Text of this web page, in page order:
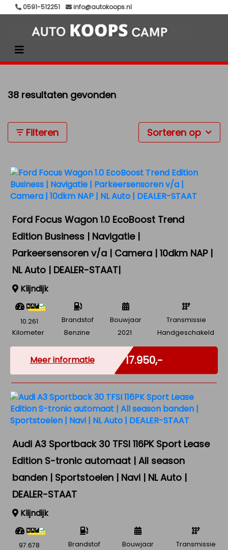
0591-512251 info@autokoops.nl
38 resultaten gevonden
Filteren Sorteren op
Ford Focus Wagon 1.0 EcoBoost Trend
Edition Business | Navigatie |
Parkeersensoren v/a | Camera | 10dkm NAP |
NL Auto | DEALER-STAAT|
Klijndijk
10.261
Kilometer
Brandstof
Benzine
Bouwjaar
2021
Transmissie
Handgeschakeld
Meer informatie € 17.950,-
Audi A3 Sportback 30 TFSI 116PK Sport Lease
Edition S-tronic automaat | All season
banden | Sportstoelen | Navi | NL Auto |
DEALER-STAAT
Klijndijk
97.678
Brandstof
Bouwjaar
Transmissie